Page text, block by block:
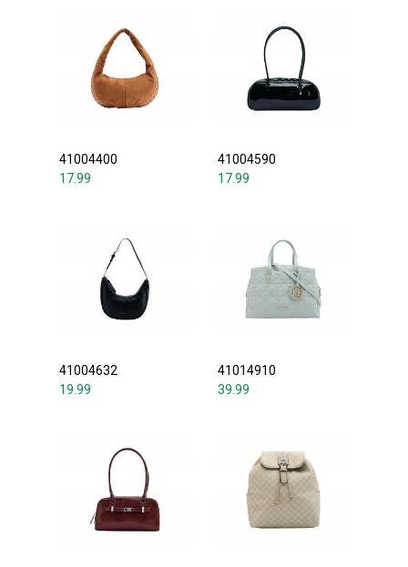
41004400
17.99
41004590
17.99
41004632
19.99
41014910
39.99